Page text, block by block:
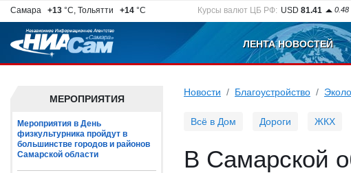
Самара +13 °C, Тольятти +14 °C Курсы валют ЦБ РФ: USD 81.41 0.48
ЛЕНТА НОВОСТЕЙ
МЕРОПРИЯТИЯ
Мероприятия в День
физкультурника пройдут в
большинстве городов и районов
Самарской области
Новости Благоустройство
Всё в Дом Дороги ЖКХ
В Самарской